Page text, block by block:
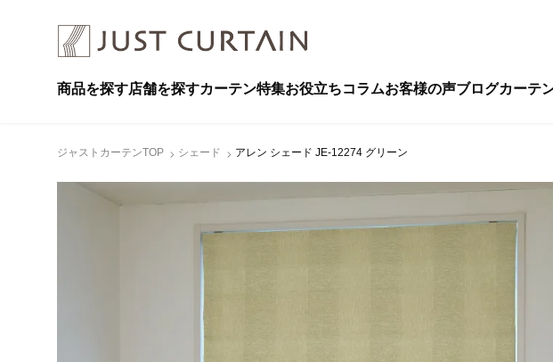
商品を探す店舗を探すカーテン特集お役立ちコラムお客様の声ブログカーテ
ジャストカーテンTOP シェード アレン シェード JE-12274 グリーン